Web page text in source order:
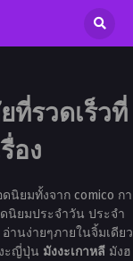
ที่รวดเร็วที่
อง
นิยมทั้งจาก comico กา
นิยมประจำวัน ประจำ
านง่ายๆภายในจิ้มเดียว
ะญี่ปุ่น มังงะเกาหลีมังฮ